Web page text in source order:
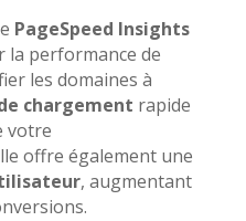
PageSpeed Insights
la performance de
les domaines à
chargement rapide
votre
offre également une
, augmentant